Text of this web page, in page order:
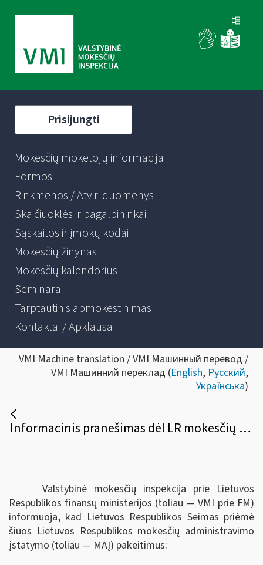
Prisijungti
Mokesčių mokėtojų informacija
Formos
Rinkmenos / Atviri duomenys
Skaičiuoklės ir pagalbininkai
Sąskaitos ir įmokų kodai
Mokesčių žinynas
Mokesčių kalendorius
Seminarai
Tarptautinis apmokestinimas
Kontaktai / Apklausa
VMI Machine translation / VMI Машинный перевод /
VMI Машинний переклад (English, Русский,
Українська)
Informacinis pranešimas dėl LR mokesčių administravimo įstatymo pakeitimų
Valstybinė mokesčių inspekcija prie Lietuvos
Respublikos finansų ministerijos (toliau — VMI prie FM)
informuoja, kad Lietuvos Respublikos Seimas priėmė
šiuos Lietuvos Respublikos mokesčių administravimo
įstatymo (toliau — MAĮ) pakeitimus: